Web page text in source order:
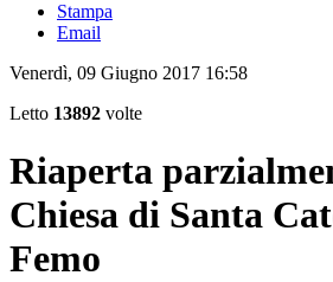
Stampa
Email
Venerdì, 09 Giugno 2017 16:58
Letto 13892 volte
Riaperta
Chiesa di Santa
Femo